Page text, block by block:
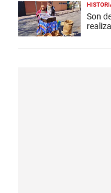
Son